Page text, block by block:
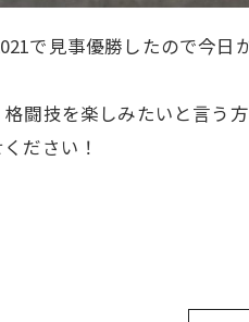
で見事優勝したので今
闘技を楽しみたいと言う
ださい！